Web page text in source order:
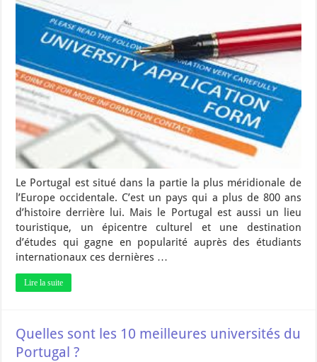
Le Portugal est situé dans la partie la plus méridionale de
l’Europe occidentale. C’est un pays qui a plus de 800 ans
d’histoire derrière lui. Mais le Portugal est aussi un lieu
touristique, un épicentre culturel et une destination
d’études qui gagne en popularité auprès des étudiants
internationaux ces dernières …
Lire la suite
Quelles sont les 10 meilleures universités du
Portugal ?